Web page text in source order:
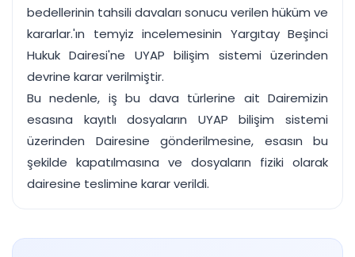
bedellerinin tahsili davaları sonucu verilen hüküm ve
kararlar.'ın temyiz incelemesinin Yargıtay Beşinci
Hukuk Dairesi'ne UYAP bilişim sistemi üzerinden
devrine karar verilmiştir.
Bu nedenle, iş bu dava türlerine ait Dairemizin
esasına kayıtlı dosyaların UYAP bilişim sistemi
üzerinden Dairesine gönderilmesine, esasın bu
şekilde kapatılmasına ve dosyaların fiziki olarak
dairesine teslimine karar verildi.